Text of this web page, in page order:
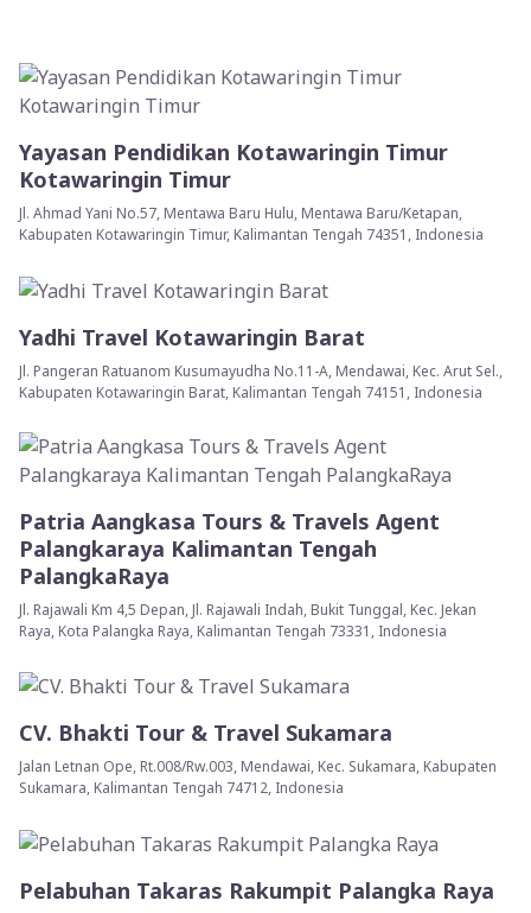
Yayasan Pendidikan Kotawaringin Timur
Kotawaringin Timur
Jl. Ahmad Yani No.57, Mentawa Baru Hulu, Mentawa Baru/Ketapan,
Kabupaten Kotawaringin Timur, Kalimantan Tengah 74351, Indonesia
Yadhi Travel Kotawaringin Barat
Jl. Pangeran Ratuanom Kusumayudha No.11-A, Mendawai, Kec. Arut Sel.,
Kabupaten Kotawaringin Barat, Kalimantan Tengah 74151, Indonesia
Patria Aangkasa Tours & Travels Agent
Palangkaraya Kalimantan Tengah
PalangkaRaya
Jl. Rajawali Km 4,5 Depan, Jl. Rajawali Indah, Bukit Tunggal, Kec. Jekan
Raya, Kota Palangka Raya, Kalimantan Tengah 73331, Indonesia
CV. Bhakti Tour & Travel Sukamara
Jalan Letnan Ope, Rt.008/Rw.003, Mendawai, Kec. Sukamara, Kabupaten
Sukamara, Kalimantan Tengah 74712, Indonesia
Pelabuhan Takaras Rakumpit Palangka Raya